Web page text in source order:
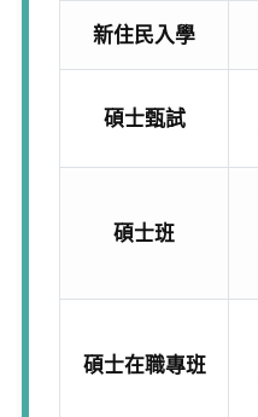
新住民入學
碩士甄試
碩士班
碩士在職專班